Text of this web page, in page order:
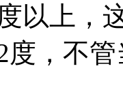
以上，
度，不